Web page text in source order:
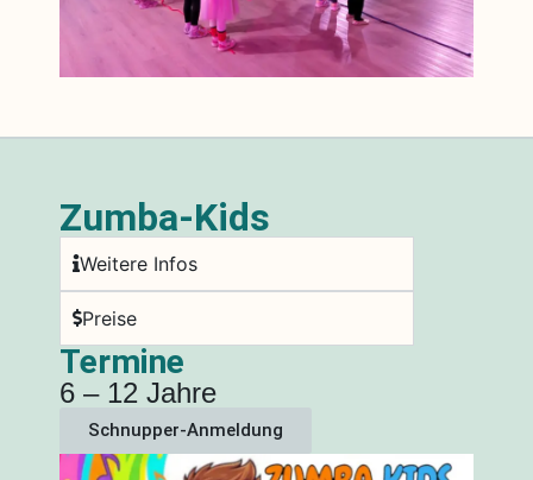
Zumba-Kids
Weitere Infos
Preise
Termine
6 – 12 Jahre
Schnupper-Anmeldung